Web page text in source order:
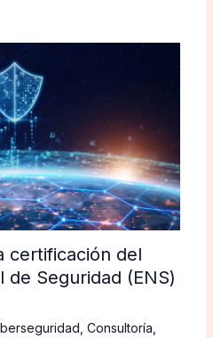
certificación del
de Seguridad (ENS)
Consultoría